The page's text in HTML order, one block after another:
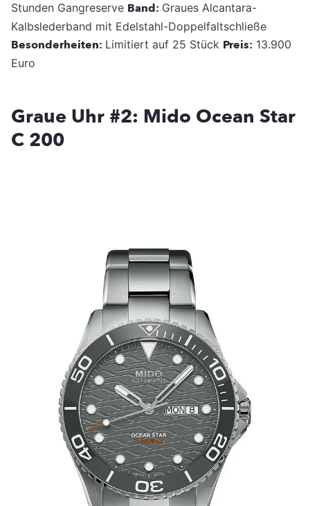
Stunden Gangreserve Band: Graues Alcantara-
Kalbslederband mit Edelstahl-Doppelfaltschließe
Besonderheiten: Limitiert auf 25 Stück Preis: 13.900
Euro
Graue Uhr #2: Mido Ocean Star
C 200